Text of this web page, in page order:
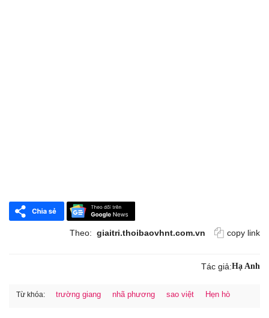
Theo: giaitri.thoibaovhnt.com.vn copy link
Tác giả:Hạ Anh
Từ khóa: trường giang nhã phương sao việt Hẹn hò